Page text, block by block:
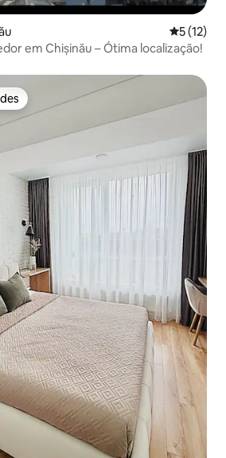
5 de uma
5 (12)
em Chișinău – Ótima localização!